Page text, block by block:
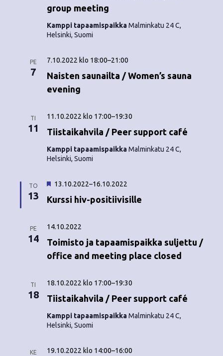
i
group meeting
Kamppi tapaamispaikkaMalminkatu 24 C,
Helsinki, Suomi
PE
7
Naisten saunailta / Women’s sauna
evening
7.10.2022 klo 18:00–21:00
TI
11 Tiistaikahvila / Peer support café
11.10.2022 klo 17:00–19:30
Kamppi tapaamispaikkaMalminkatu 24 C,
Helsinki, Suomi
TO
13 Kurssi hiv-positiivisille
S
o
t
e
t
13.10.2022–16.10.2022
PE
14
Toimisto ja tapaamispaikka suljettu /
office and meeting place closed
14.10.2022
TI
18 Tiistaikahvila / Peer support café
18.10.2022 klo 17:00–19:30
Kamppi tapaamispaikkaMalminkatu 24 C,
Helsinki, Suomi
KE 19.10.2022 klo 14:00–16:00